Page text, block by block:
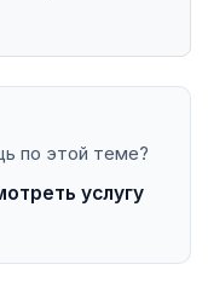
по этой теме?
услугу